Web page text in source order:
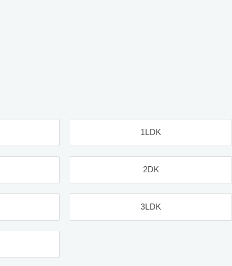
1LDK
2DK
3LDK